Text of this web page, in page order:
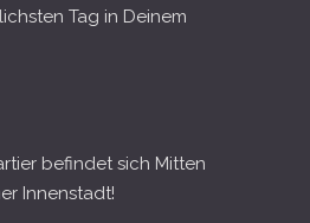
Tag in Deinem
befindet sich Mitten
Innenstadt!